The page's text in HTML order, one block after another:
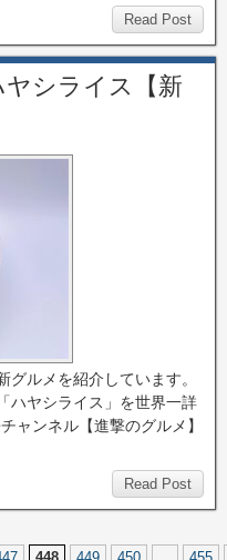
Read Post
ヤシライス【新
ルメを紹介しています。
ハヤシライス」を世界一詳
ャンネル【進撃のグルメ】
Read Post